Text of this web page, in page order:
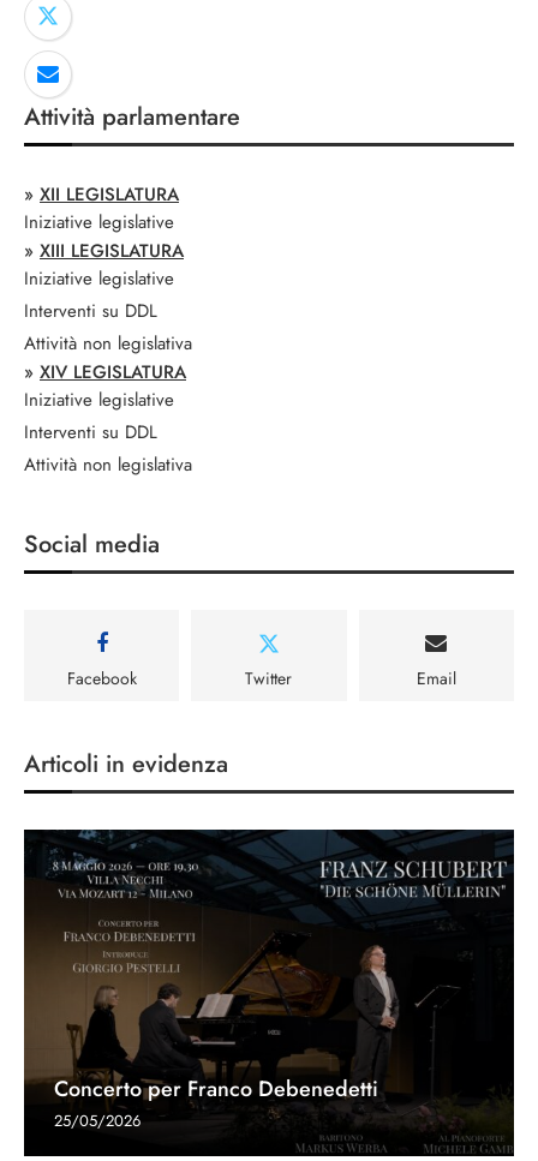
Attività parlamentare
» XII LEGISLATURA
Iniziative legislative
» XIII LEGISLATURA
Iniziative legislative
Interventi su DDL
Attività non legislativa
» XIV LEGISLATURA
Iniziative legislative
Interventi su DDL
Attività non legislativa
Social media
Facebook Twitter Email
Articoli in evidenza
Concerto per Franco Debenedetti
25/05/2026